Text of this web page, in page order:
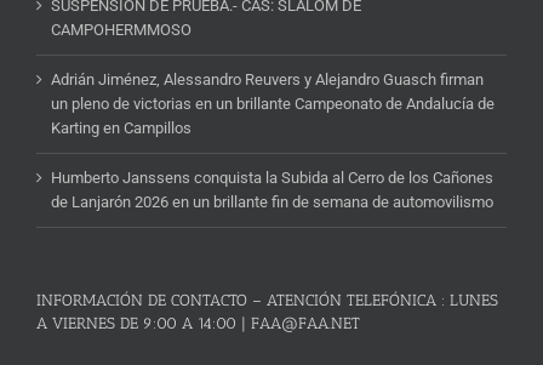
SUSPENSIÓN DE PRUEBA.- CAS: SLALOM DE
CAMPOHERMMOSO
Adrián Jiménez, Alessandro Reuvers y Alejandro Guasch firman
un pleno de victorias en un brillante Campeonato de Andalucía de
Karting en Campillos
Humberto Janssens conquista la Subida al Cerro de los Cañones
de Lanjarón 2026 en un brillante fin de semana de automovilismo
INFORMACIÓN DE CONTACTO – ATENCIÓN TELEFÓNICA : LUNES
A VIERNES DE 9:00 A 14:00 | FAA@FAA.NET